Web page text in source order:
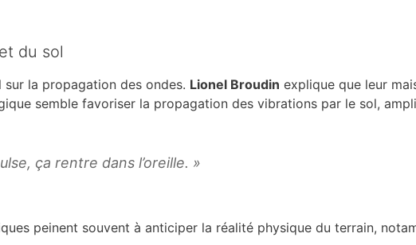
du sol
la propagation des ondes. Lionel Broudin explique que leur
semble favoriser la propagation des vibrations par le sol,
ça rentre dans l’oreille. »
peinent souvent à anticiper la réalité physique du terrain,